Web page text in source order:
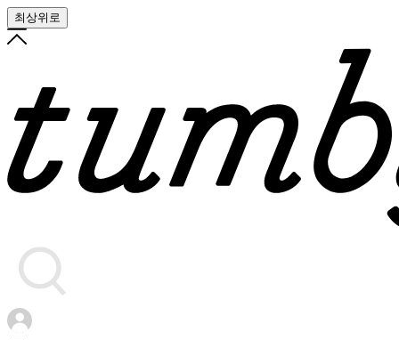
최상위로